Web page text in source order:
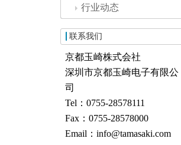
行业动态
联系我们
京都玉崎株式会社
深圳市京都玉崎电子有限公
司
Tel：0755-28578111
Fax：0755-28578000
Email：info@tamasaki.com